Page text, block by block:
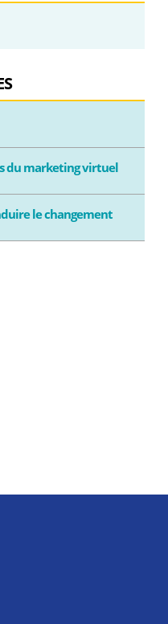
du marketing virtuel
le changement